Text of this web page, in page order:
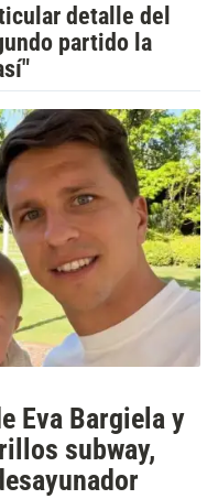
detalle del
partido la
Eva Bargiela y
subway,